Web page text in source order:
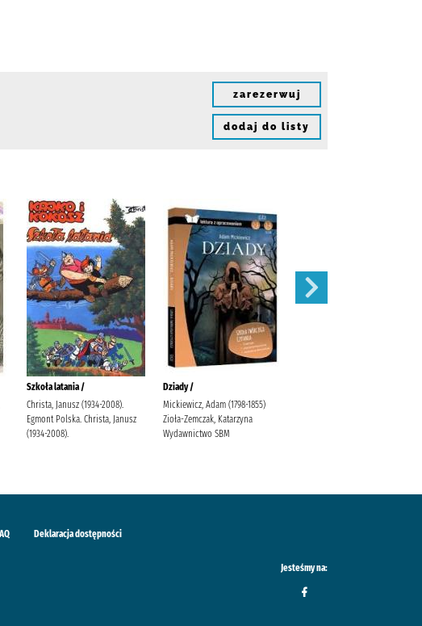
zarezerwuj
dodaj do listy
Szkoła latania /
Christa, Janusz (1934-2008).
Egmont Polska. Christa, Janusz
(1934-2008).
Dziady /
Mickiewicz, Adam (1798-1855)
Zioła-Zemczak, Katarzyna
Wydawnictwo SBM
Deklaracja dostępności
Jesteśmy na: